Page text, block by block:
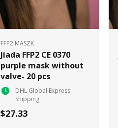
FFP2 MASZK
Jiada FFP2 CE 0370
purple mask without
valve- 20 pcs
DHL Global Express
Shipping
$27.33